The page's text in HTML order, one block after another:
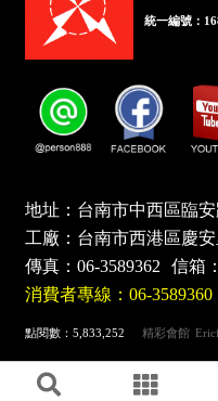
統一編號：
地址：台南市中西區臨
工廠：台南市西港區慶
傳真：06-3589362 信箱
消費者專線：06-3589360
點閱數：5,833,252 精彩會館